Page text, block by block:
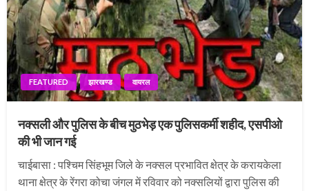
FEATURED झारखण्ड वायरल
नक्सली और पुलिस के बीच मुठभेड़ एक पुलिसकर्मी शहीद, एसपीओ
की भी जान गई
चाईबासा : पश्चिम सिंहभूम जिले के नक्सल प्रभावित क्षेत्र के करायकेला
थाना क्षेत्र के रेंगरा कोचा जंगल में रविवार को नक्सलियों द्वारा पुलिस की